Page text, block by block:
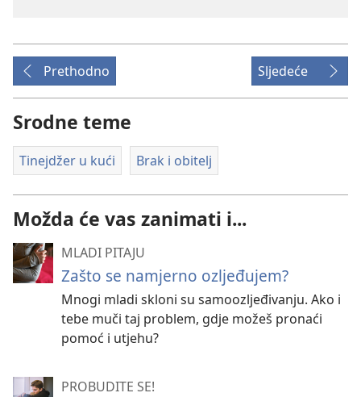
Prethodno Sljedeće
Srodne teme
Tinejdžer u kući Brak i obitelj
Možda će vas zanimati i...
MLADI PITAJU
Zašto se namjerno ozljeđujem?
Mnogi mladi skloni su samoozljeđivanju. Ako i
tebe muči taj problem, gdje možeš pronaći
pomoć i utjehu?
PROBUDITE SE!